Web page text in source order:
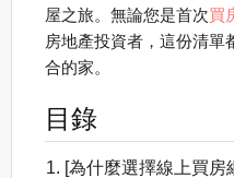
屋之旅。無論您是首次買
房地產投資者，這份清單
合的家。
目錄
[為什麼選擇線上買房